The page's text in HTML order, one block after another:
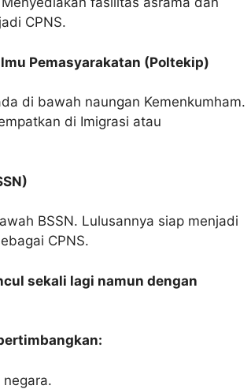
CPNS.
Pemasyarakatan (Poltekip)
di bawah naungan Kemenkumham.
di Imigrasi atau
BSSN. Lulusannya siap menjadi
CPNS.
sekali lagi namun dengan